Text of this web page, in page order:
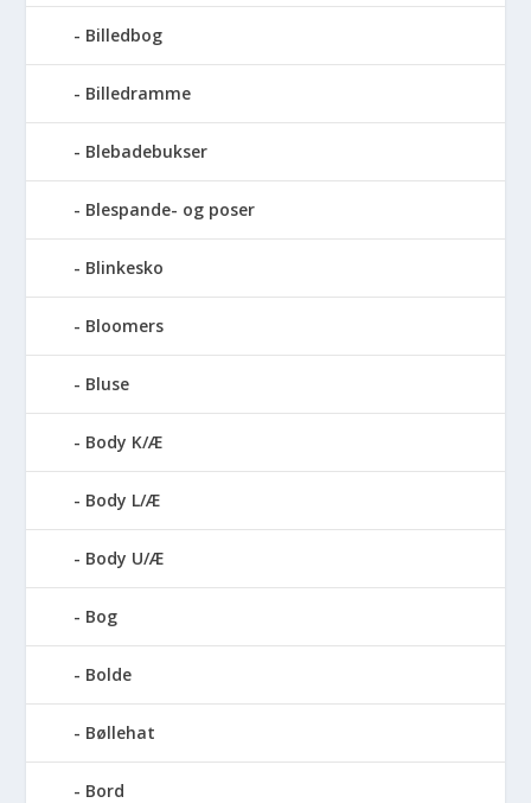
Billedbog
Billedramme
Blebadebukser
Blespande- og poser
Blinkesko
Bloomers
Bluse
Body K/Æ
Body L/Æ
Body U/Æ
Bog
Bolde
Bøllehat
Bord